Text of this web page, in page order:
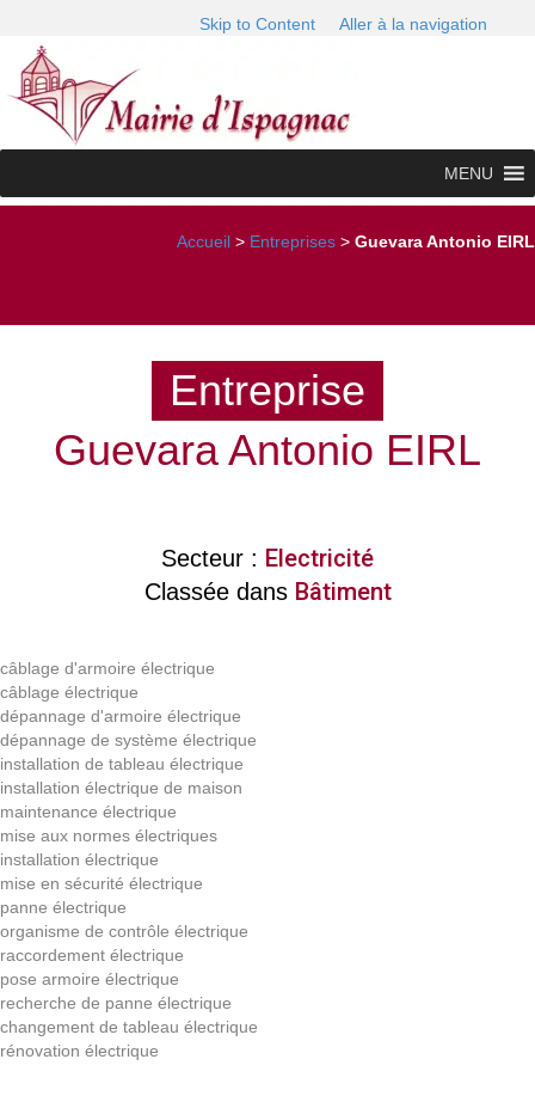
Skip to Content Aller à la navigation
MENU
Accueil > Entreprises > Guevara Antonio EIRL
Entreprise
Guevara Antonio EIRL
Secteur : Electricité
Classée dans Bâtiment
câblage d'armoire électrique
câblage électrique
dépannage d'armoire électrique
dépannage de système électrique
installation de tableau électrique
installation électrique de maison
maintenance électrique
mise aux normes électriques
installation électrique
mise en sécurité électrique
panne électrique
organisme de contrôle électrique
raccordement électrique
pose armoire électrique
recherche de panne électrique
changement de tableau électrique
rénovation électrique